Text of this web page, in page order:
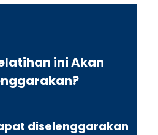
ini Akan
diselenggarakan